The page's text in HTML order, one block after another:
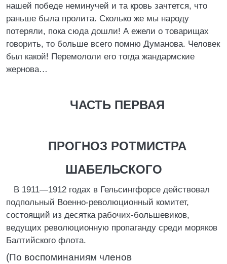
нашей победе неминучей и та кровь зачтется, что
раньше была пролита. Сколько же мы народу
потеряли, пока сюда дошли! А ежели о товарищах
говорить, то больше всего помню Думанова. Человек
был какой! Перемололи его тогда жандармские
жернова…
ЧАСТЬ ПЕРВАЯ
ПРОГНОЗ РОТМИСТРА
ШАБЕЛЬСКОГО
В 1911—1912 годах в Гельсингфорсе действовал
подпольный Военно-революционный комитет,
состоящий из десятка рабочих-большевиков,
ведущих революционную пропаганду среди моряков
Балтийского флота.
(По воспоминаниям членов